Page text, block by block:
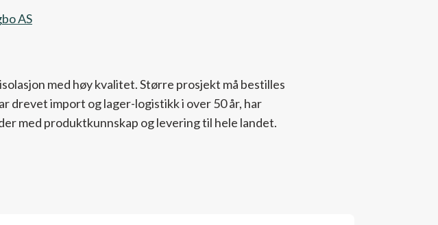
AS
med høy kvalitet. Større prosjekt må bestilles
drevet import og lager-logistikk i over 50 år, har
med produktkunnskap og levering til hele landet.